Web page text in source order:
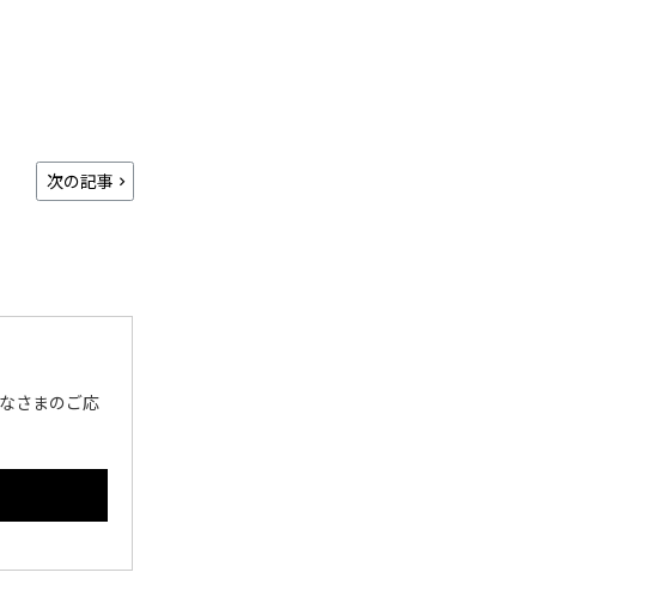
次の記事
さまのご応